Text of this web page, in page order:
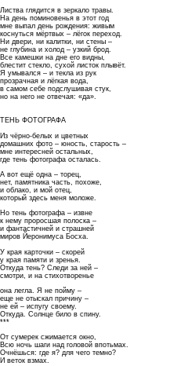
Листва глядится в зеркало травы.
На день поминовенья в этот год
мне выпал день рождения: живым
коснуться мёртвых – лёгок переход.
Ни двери, ни калитки, ни стены –
не глубина и холод – узкий брод.
Все камешки на дне его видны,
блестит стекло, сухой листок плывёт.
Я умывался – и текла из рук
прозрачная и лёгкая вода,
в самом себе подслушивая стук,
но на него не отвечая: «да».
ТЕНЬ ФОТОГРАФА
Из чёрно-белых и цветных
домашних фото – юность, старость –
мне интересней остальных,
где тень фотографа осталась.
А вот ещё одна – торец,
нет, памятника часть, похоже,
и облако, и мой отец,
который здесь меня моложе.
Но тень фотографа – извне
к нему проросшая полоска –
и фантастичней и страшней
миров Йеронимуса Босха.
У края карточки – скорей
у края памяти и зренья.
Откуда тень? Следи за ней –
смотри, и на стихотворенье
она легла. Я не пойму –
еще не отыскал причину –
не ей – испугу своему.
Откуда. Солнце било в спину.
***
От сумерек сжимается окно,
Всю ночь шаги над головой впотьмах.
Очнёшься: где я? для чего темно?
И веток взмах.